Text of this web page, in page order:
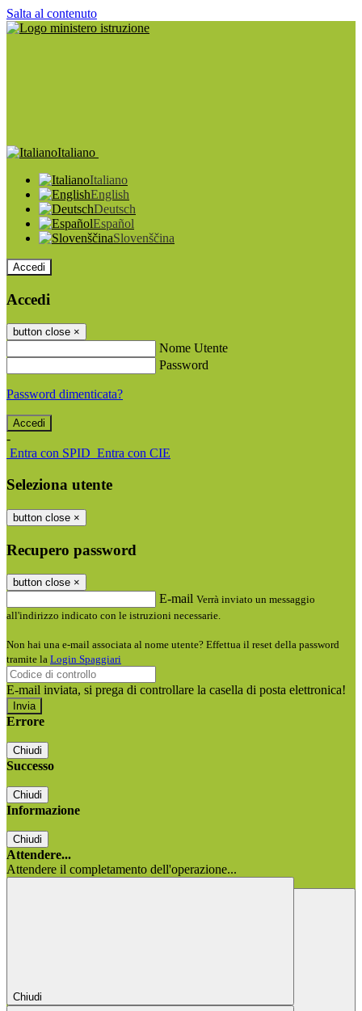
Salta al contenuto
Italiano
Italiano
English
Deutsch
Español
Slovenščina
Accedi
Accedi
button close ×
Nome Utente
Password
Password dimenticata?
-
Entra con SPID Entra con CIE
Seleziona utente
button close ×
Recupero password
button close ×
E-mail Verrà inviato un messaggio
all'indirizzo indicato con le istruzioni necessarie.
Non hai una e-mail associata al nome utente? Effettua il reset della password
tramite la Login Spaggiari
E-mail inviata, si prega di controllare la casella di posta elettronica!
Errore
Chiudi
Successo
Chiudi
Informazione
Chiudi
Attendere...
Attendere il completamento dell'operazione...
Chiudi